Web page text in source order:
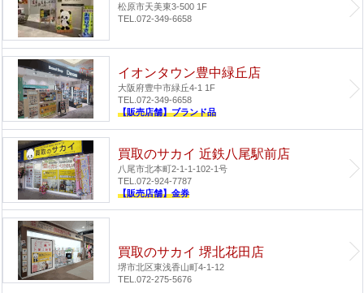
松原市天美東3-500 1F
TEL.072-349-6658
イオンタウン豊中緑丘店
大阪府豊中市緑丘4-1 1F
TEL.072-349-6658
【販売店舗】ブランド品
買取のサカイ 近鉄八尾駅前店
八尾市北本町2-1-1-102-1号
TEL.072-924-7787
【販売店舗】金券
買取のサカイ 堺北花田店
堺市北区東浅香山町4-1-12
TEL.072-275-5676